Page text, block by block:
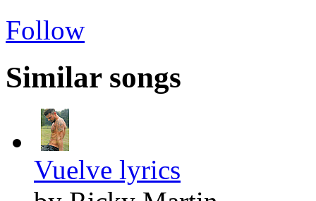
Follow
Similar songs
Vuelve lyrics